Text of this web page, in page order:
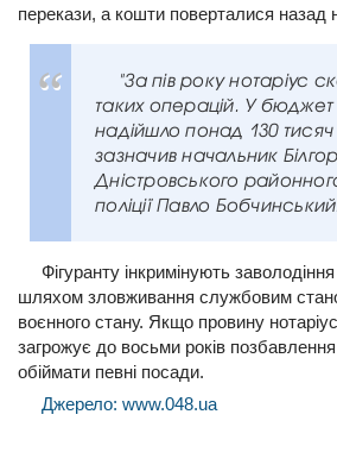
перекази, а кошти поверталися назад
"За пів року нотаріус
таких операцій. У
надійшло понад 130
зазначив начальник
Дністровського
поліції Павло
Фігуранту інкримінують
шляхом зловживання службовим
воєнного стану. Якщо провину
загрожує до восьми років
обіймати певні посади.
Джерело: www.048.ua